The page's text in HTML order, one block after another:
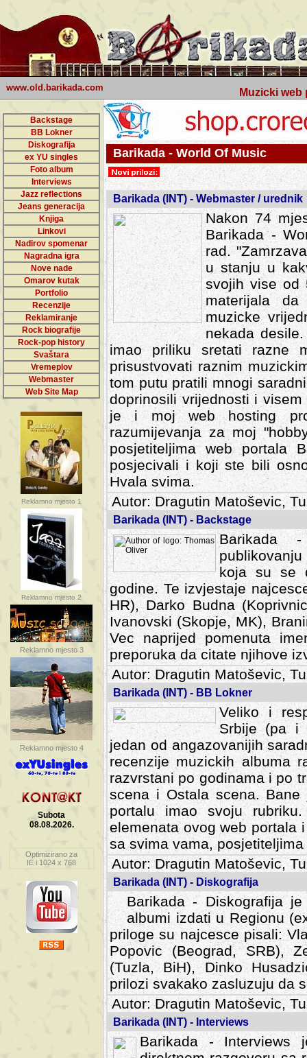
www.old.barikada.com Muzicki web
Backstage
BB Lokner
Diskografija
ex YU singles
Foto album
Interviews
Jazz reflections
Jeans generacija
Knjiga
Linkovi
Nadirov spomenar
Nagradna igra
Nove nade
Omarov kutak
Portfolio
Recenzije
Reklamiranje
Rock biografije
Rock-pop history
Svaštara
Vremeplov
Webmaster
Web Site Map
Reklamno mjesto 1
Reklamno mjesto 2
Reklamno mjesto 3
Reklamno mjesto 4
Subota
08.08.2026.
Optimizirano za
IE i 1024 x 768
Barikada - World Of Music
Barikada (INT) - Webmaster / urednik
Nakon 74
Barikada -
rad.
u stanju u
svojih vise od
materijala
muzicke
nekada
imao priliku sretati razne
prisustvovati raznim
tom putu pratili mnogi
doprinosili vrijednosti i
je i moj web hosting
razumijevanja za moj
posjetiteljima web portala
posjecivali i koji ste bili
Hvala svima.
Autor: Dragutin Matoševic,
Barikada (INT) - Backstage
Barikada
koja su se
godine. Te izvjestaje
HR), Darko Budna
Ivanovski (Skopje, MK),
Vec naprijed pomenuta
preporuka da citate njihove
Autor: Dragutin Matoševic,
Barikada (INT) - BB Lokner
Veliko i
Srbije (pa i
jedan od angazovanijih
recenzije muzickih albuma
razvrstani po godinama i po
scena i Ostala scena.
portalu imao svoju
elemenata ovog web portala
sa svima vama,
Autor: Dragutin Matoševic,
Barikada (INT) - Diskografija
Barikada - Diskografija
albumi izdati u Regionu
priloge su najcesce pisali:
Popovic (Beograd, SRB),
(Tuzla, BiH), Dinko
prilozi svakako zasluzuju da
Autor: Dragutin Matoševic,
Barikada (INT) - Interviews
Barikada - Interviews